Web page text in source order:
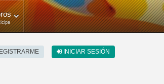
INICIAR SESIÓN